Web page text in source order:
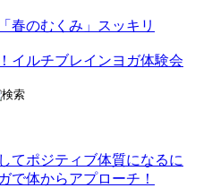
春のむくみ」スッキリ
イルチブレインヨガ体験会
てポジティブ体質になるに
で体からアプローチ！